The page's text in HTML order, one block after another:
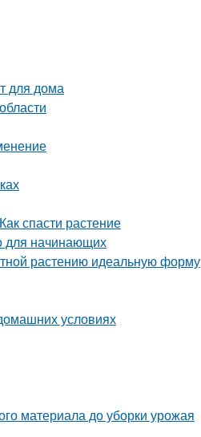
для дома
спасти растение
для начинающих
растению идеальную форму
условиях
материала до уборки урожая